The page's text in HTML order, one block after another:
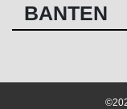
BANTEN